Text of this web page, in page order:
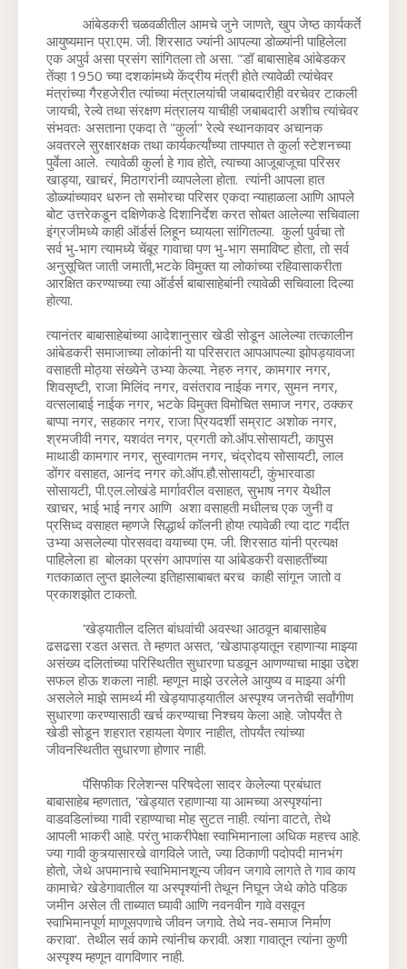
आयुष्यमान प्रा.एम. जी. शिरसाठ ज्यांनी आपल्या डोळ्यांनी पाहिलेला
एक अपुर्व असा प्रसंग सांगितला तो असा. "डॉ बाबासाहेब आंबेडकर
तेंव्हा 1950 च्या दशकांमध्ये केंद्रीय मंत्री होते त्यावेळी त्यांचेवर
मंत्रांच्या गैरहजेरीत त्यांच्या मंत्रालयांची जबाबदारीही वरचेवर टाकली
जायची, रेल्वे तथा संरक्षण मंत्रालय याचीही जबाबदारी अशीच त्यांचेवर
संभवतः असताना एकदा ते "कुर्ला" रेल्वे स्थानकावर अचानक
अवतरले सुरक्षारक्षक तथा कार्यकर्त्यांच्या ताफ्यात ते कुर्ला स्टेशनच्या
पुर्वेला आले.  त्यावेळी कुर्ला हे गाव होते, त्याच्या आजूबाजूचा परिसर
खाड्या, खाचरं, मिठागरांनी व्यापलेला होता.  त्यांनी आपला हात
डोळ्यांच्यावर धरुन तो समोरचा परिसर एकदा न्याहाळला आणि आपले
बोट उत्तरेकडून दक्षिणेकडे दिशानिर्देश करत सोबत आलेल्या सचिवाला
इंग्रजीमध्ये काही ऑर्डर्स लिहून घ्यायला सांगितल्या.  कुर्ला पुर्वचा तो
सर्व भु-भाग त्यामध्ये चेंबूर गावाचा पण भु-भाग समाविष्ट होता, तो सर्व
अनुसूचित जाती जमाती,भटके विमुक्त या लोकांच्या रहिवासाकरीता
आरक्षित करण्याच्या त्या ऑर्डर्स बाबासाहेबांनी त्यावेळी सचिवाला दिल्या
होत्या.
त्यानंतर बाबासाहेबांच्या आदेशानुसार खेडी सोडून आलेल्या तत्कालीन
आंबेडकरी समाजाच्या लोकांनी या परिसरात आपआपल्या झोपड्यावजा
वसाहती मोठ्या संख्येने उभ्या केल्या. नेहरु नगर, कामगार नगर,
शिवसृष्टी, राजा मिलिंद नगर, वसंतराव नाईक नगर, सुमन नगर,
वत्सलाबाई नाईक नगर, भटके विमुक्त विमोचित समाज नगर, ठक्कर
बाप्पा नगर, सहकार नगर, राजा प्रियदर्शी सम्राट अशोक नगर,
श्रमजीवी नगर, यशवंत नगर, प्रगती को.ऑप.सोसायटी, कापुस
माथाडी कामगार नगर, सुस्वागतम नगर, चंद्रोदय सोसायटी, लाल
डोंगर वसाहत, आनंद नगर को.ऑप.हौ.सोसायटी, कुंभारवाडा
सोसायटी, पी.एल.लोखंडे मार्गावरील वसाहत, सुभाष नगर येथील
खाचर, भाई भाई नगर आणि  अशा वसाहती मधीलच एक जुनी व
प्रसिध्द वसाहत म्हणजे सिद्धार्थ कॉलनी होय! त्यावेळी त्या दाट गर्दीत
उभ्या असलेल्या पोरसवदा वयाच्या एम. जी. शिरसाठ यांनी प्रत्यक्ष
पाहिलेला हा  बोलका प्रसंग आपणांस या आंबेडकरी वसाहतींच्या
गतकाळात लुप्त झालेल्या इतिहासाबाबत बरच  काही सांगून जातो व
प्रकाशझोत टाकतो.
ढसढसा रडत असत. ते म्हणत असत, ‘खेडापाड्यातून रहाणाऱ्या माझ्या
असंख्य दलितांच्या परिस्थितीत सुधारणा घडवून आणण्याचा माझा उद्देश
सफल होऊ शकला नाही. म्हणून माझे उरलेले आयुष्य व माझ्या अंगी
असलेले माझे सामर्थ्य मी खेड्यापाड्यातील अस्पृश्य जनतेची सर्वांगीण
सुधारणा करण्यासाठी खर्च करण्याचा निश्चय केला आहे. जोपर्यंत ते
खेडी सोडून शहरात रहायला येणार नाहीत, तोपर्यंत त्यांच्या
जीवनस्थितीत सुधारणा होणार नाही.
बाबासाहेब म्हणतात, 'खेड्यात रहाणाऱ्या या आमच्या अस्पृश्यांना
वाडवडिलांच्या गावी रहाण्याचा मोह सुटत नाही. त्यांना वाटते, तेथे
आपली भाकरी आहे. परंतु भाकरीपेक्षा स्वाभिमानाला अधिक महत्त्व आहे.
ज्या गावी कुत्र्यासारखे वागविले जाते, ज्या ठिकाणी पदोपदी मानभंग
होतो, जेथे अपमानाचे स्वाभिमानशून्य जीवन जगावे लागते ते गाव काय
कामाचे? खेडेगावातील या अस्पृश्यांनी तेथून निघून जेथे कोठे पडिक
जमीन असेल ती ताब्यात घ्यावी आणि नवनवीन गावे वसवून
स्वाभिमानपूर्ण माणूसपणाचे जीवन जगावे. तेथे नव-समाज निर्माण
करावा'.  तेथील सर्व कामे त्यांनीच करावी. अशा गावातून त्यांना कुणी
अस्पृश्य म्हणून वागविणार नाही.